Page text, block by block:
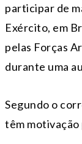
participar de
Exército, em
pelas Forças
durante uma
Segundo o
têm motivação